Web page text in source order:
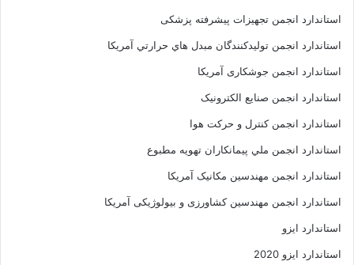
استاندارد انجمن تجهیزات پیشرفته پزشکی
استاندارد انجمن توليدکنندگان مبدل هاي حرارتي آمريکا
استاندارد انجمن جوشکاری آمریکا
استاندارد انجمن صنايع الکترونيک
استاندارد انجمن کنترل و حرکت هوا
استاندارد انجمن ملي پيمانکاران تهويه مطبوع
استاندارد انجمن مهندسين مکانيک آمريکا
استاندارد انجمن مهندسین کشاورزی و بیولوژیکی آمریکا
استاندارد ایزو
استاندارد ایزو 2020